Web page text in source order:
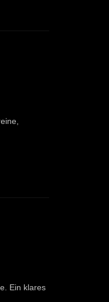
Ein klares